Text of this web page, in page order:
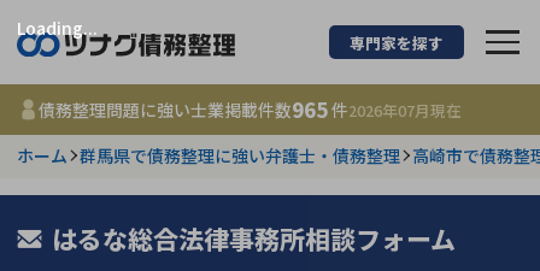
債務整理に強い弁
都道府県を選択
事務所 965
更新日 : 2026年07月31日
専門家を探す
債務整理問題に強い士業掲載件数965件2026年07月現在
ホーム 群馬県で債務整理に強い弁護士・債務整理 高崎市で債務整
はるな総合法律事務所相談フォーム
Loading...